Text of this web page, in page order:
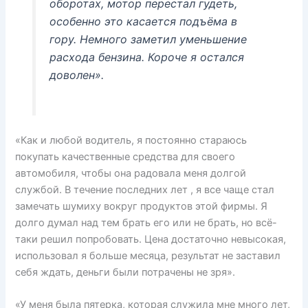
оборотах, мотор перестал гудеть,
особенно это касается подъёма в
гору. Немного заметил уменьшение
расхода бензина. Короче я остался
доволен».
«Как и любой водитель, я постоянно стараюсь
покупать качественные средства для своего
автомобиля, чтобы она радовала меня долгой
службой. В течение последних лет , я все чаще стал
замечать шумиху вокруг продуктов этой фирмы. Я
долго думал над тем брать его или не брать, но всё-
таки решил попробовать. Цена достаточно невысокая,
использовал я больше месяца, результат не заставил
себя ждать, деньги были потрачены не зря».
«У меня была пятерка, которая служила мне много лет,